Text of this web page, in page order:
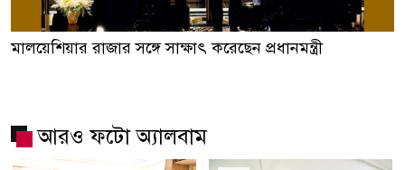
মালয়েশিয়ার রাজার সঙ্গে সাক্ষাৎ করেছেন প্রধানমন্ত্রী
আরও ফটো অ্যালবাম